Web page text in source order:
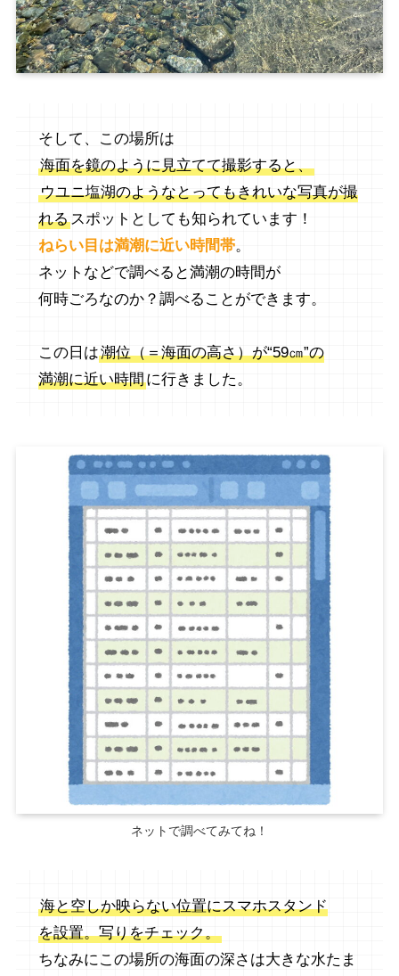
そして、この場所は
海面を鏡のように見立てて撮影すると、
ウユニ塩湖のようなとってもきれいな写真が撮
れるスポットとしても知られています！
ねらい目は満潮に近い時間帯。
ネットなどで調べると満潮の時間が
何時ごろなのか？調べることができます。
この日は潮位（＝海面の高さ）が“59㎝”の
満潮に近い時間に行きました。
ネットで調べてみてね！
海と空しか映らない位置にスマホスタンド
を設置。写りをチェック。
ちなみにこの場所の海面の深さは大きな水たま